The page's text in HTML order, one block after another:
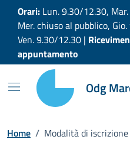
Vai ai contenuti
Vai al footer
Orari: Lun. 9.30/12.30,
Mer. chiuso al pubblico,
Ven. 9.30/12.30 |
appuntamento
Odg
Home / Modalità di iscrizione